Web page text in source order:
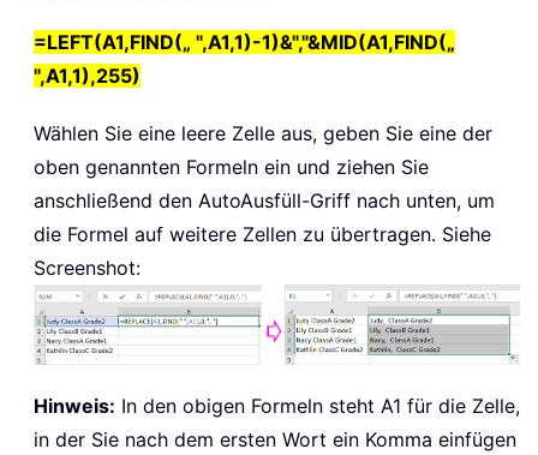
=LEFT(A1,FIND(„ ",A1,1)-1)&","&MID(A1,FIND(„
",A1,1),255)
Wählen Sie eine leere Zelle aus, geben Sie eine der
oben genannten Formeln ein und ziehen Sie
anschließend den AutoAusfüll-Griff nach unten, um
die Formel auf weitere Zellen zu übertragen. Siehe
Screenshot:
Hinweis: In den obigen Formeln steht A1 für die Zelle,
in der Sie nach dem ersten Wort ein Komma einfügen